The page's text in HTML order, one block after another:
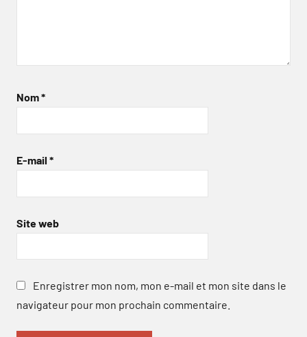
Nom*
E-mail *
Site web
Enregistrer mon nom, mon e-mail et mon site dans le
navigateur pour mon prochain commentaire.